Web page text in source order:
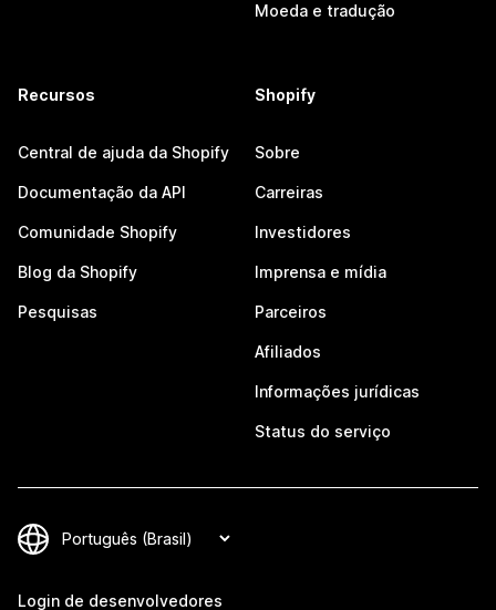
Moeda e tradução
Recursos
Central de ajuda da Shopify
Documentação da API
Comunidade Shopify
Blog da Shopify
Pesquisas
Shopify
Sobre
Carreiras
Investidores
Imprensa e mídia
Parceiros
Afiliados
Informações jurídicas
Status do serviço
Login de desenvolvedores